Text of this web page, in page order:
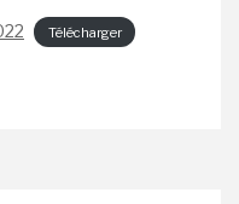
Télécharger